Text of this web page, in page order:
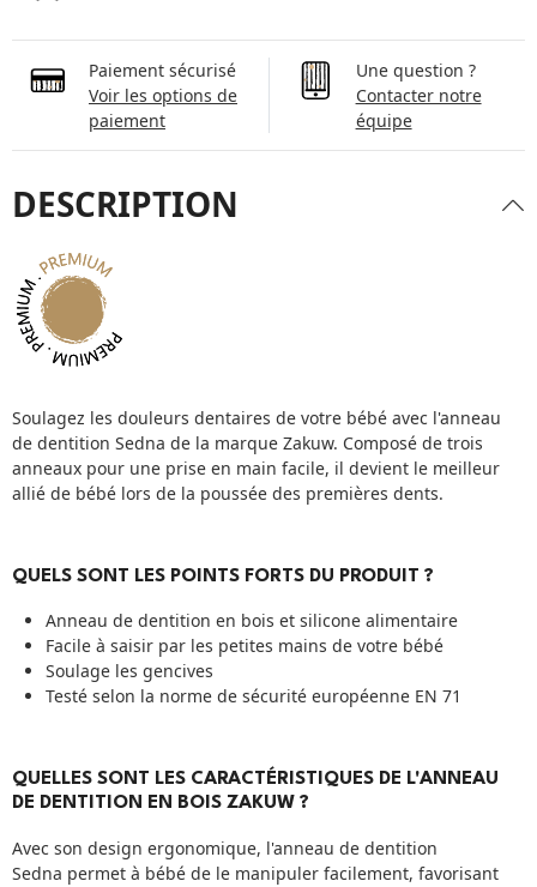
Paiement sécurisé
Voir les options de
paiement
Une question ?
Contacter notre
équipe
DESCRIPTION
Soulagez les douleurs dentaires de votre bébé avec l'anneau
de dentition Sedna de la marque Zakuw. Composé de trois
anneaux pour une prise en main facile, il devient le meilleur
allié de bébé lors de la poussée des premières dents.
QUELS SONT LES POINTS FORTS DU PRODUIT ?
Anneau de dentition en bois et silicone alimentaire
Facile à saisir par les petites mains de votre bébé
Soulage les gencives
Testé selon la norme de sécurité européenne EN 71
QUELLES SONT LES CARACTÉRISTIQUES DE L'ANNEAU
DE DENTITION EN BOIS ZAKUW ?
Avec son design ergonomique, l'anneau de dentition
Sedna permet à bébé de le manipuler facilement, favorisant